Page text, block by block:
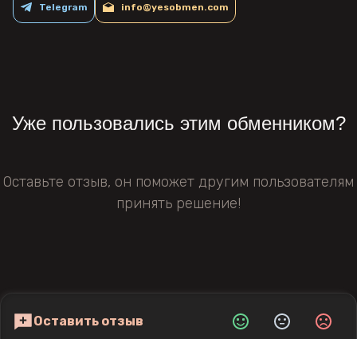
Telegram info@yesobmen.com
Уже пользовались этим обменником?
Оставьте отзыв, он поможет другим пользователям
принять решение!
Оставить отзыв